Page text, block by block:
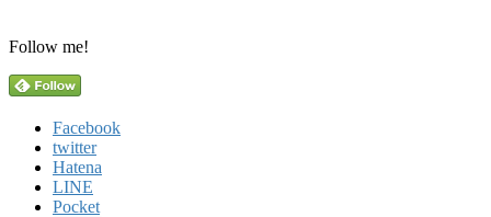
Follow me!
Facebook
twitter
Hatena
LINE
Pocket